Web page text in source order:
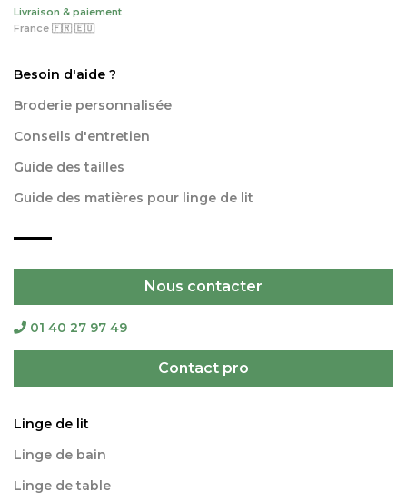
Livraison & paiement
France 🇫🇷 🇪🇺
Besoin d'aide ?
Broderie personnalisée
Conseils d'entretien
Guide des tailles
Guide des matières pour linge de lit
Nous contacter
01 40 27 97 49
Contact pro
Linge de lit
Linge de bain
Linge de table